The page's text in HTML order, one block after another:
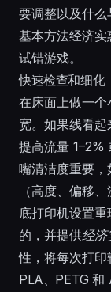
要调整以及什
基本方法经济
试错游戏。
快速检查和细化
在床面上做一
宽。如果线看起
提高流量
嘴清洁度重要
（高度、偏移
底打印机设置
的，并提供经济
性，将每次打印
PLA、PETG 和